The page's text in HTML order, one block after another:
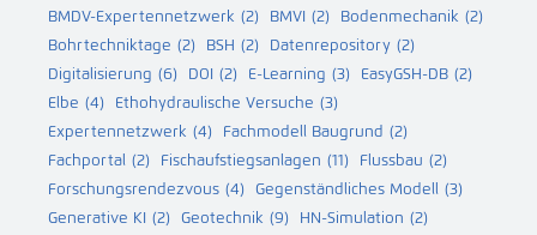
BMDV-Expertennetzwerk (2) BMVI (2) Bodenmechanik (2)
Bohrtechniktage (2) BSH (2) Datenrepository (2)
Digitalisierung (6) DOI (2) E-Learning (3) EasyGSH-DB (2)
Elbe (4) Ethohydraulische Versuche (3)
Expertennetzwerk (4) Fachmodell Baugrund (2)
Fachportal (2) Fischaufstiegsanlagen (11) Flussbau (2)
Forschungsrendezvous (4) Gegenständliches Modell (3)
Generative KI (2) Geotechnik (9) HN-Simulation (2)